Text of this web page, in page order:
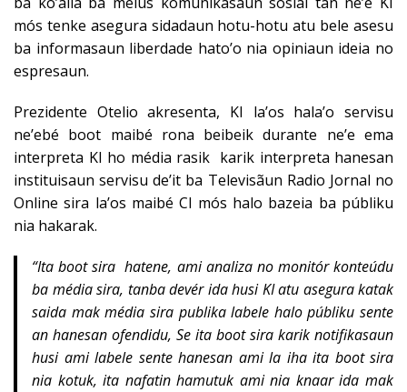
mós tenke asegura sidadaun hotu-hotu atu bele asesu
ba informasaun liberdade hato’o nia opiniaun ideia no
espresaun.
Prezidente Otelio akresenta, KI la’os hala’o servisu
ne’ebé boot maibé rona beibeik durante ne’e ema
interpreta KI ho média rasik karik interpreta hanesan
instituisaun servisu de’it ba Televisãun Radio Jornal no
Online sira la’os maibé Cl mós halo bazeia ba públiku
nia hakarak.
“Ita boot sira hatene, ami analiza no monitór konteúdu
ba média sira, tanba devér ida husi KI atu asegura katak
saida mak média sira publika labele halo públiku sente
an hanesan ofendidu, Se ita boot sira karik notifikasaun
husi ami labele sente hanesan ami la iha ita boot sira
nia kotuk, ita nafatin hamutuk ami nia knaar ida mak